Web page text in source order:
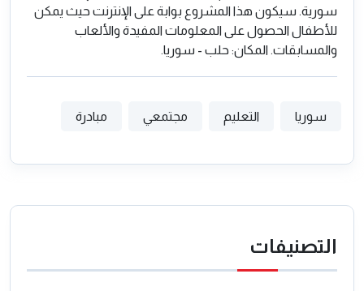
سورية. سيكون هذا المشروع بوابة على الإنترنت حيث يمكن
للأطفال الحصول على المعلومات المفيدة والألعاب
والمسابقات. المكان: حلب - سوريا.
سوريا التعليم مجتمعي مبادرة
التصنيفات